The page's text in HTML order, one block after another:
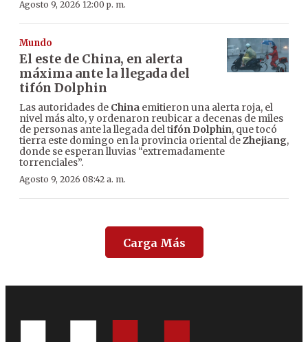
Agosto 9, 2026 12:00 p. m.
Mundo
El este de China, en alerta
máxima ante la llegada del
tifón Dolphin
Las autoridades de China emitieron una alerta roja, el
nivel más alto, y ordenaron reubicar a decenas de miles
de personas ante la llegada del tifón Dolphin, que tocó
tierra este domingo en la provincia oriental deZhejiang,
donde se esperan lluvias “extremadamente
torrenciales”.
Agosto 9, 2026 08:42 a. m.
Carga Más